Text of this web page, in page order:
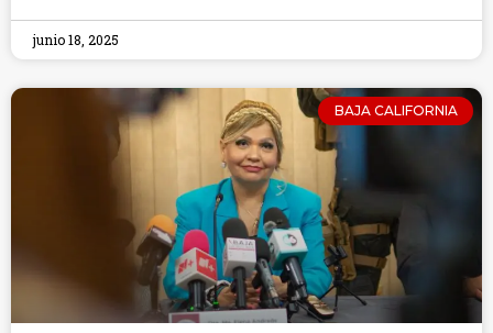
junio 18, 2025
BAJA CALIFORNIA